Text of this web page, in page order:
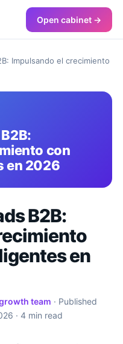
Open cabinet →
Impulsando el crecimiento
con
en 2026
B2B:
en
team · Published
· 4 min read